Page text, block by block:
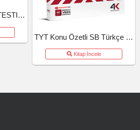
TYT TAM KAVRAMA TESTI TURKCE (26-27)
TYT Konu Özetli SB Türkçe (26-27)
Kitap İncele